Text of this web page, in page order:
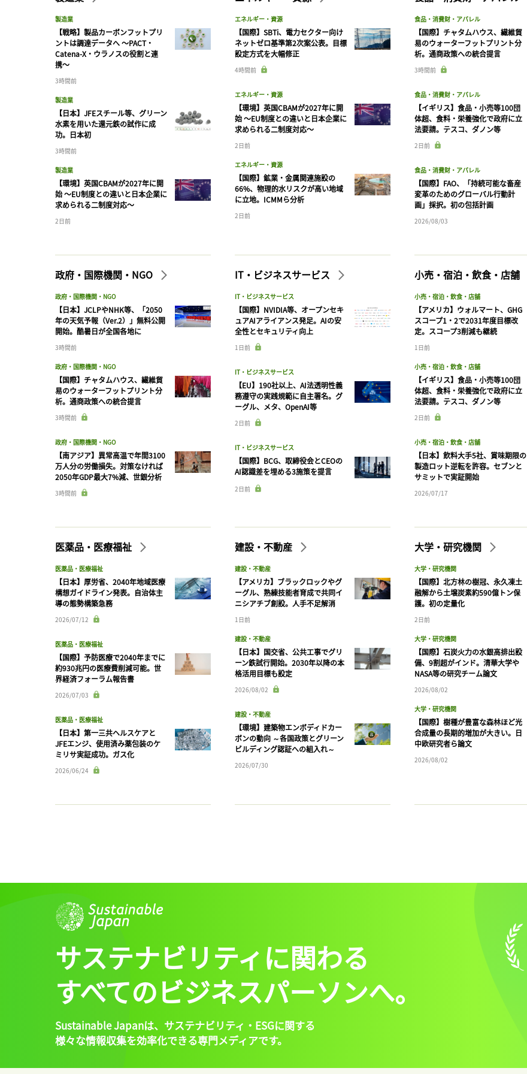
製造業
【戦略】製品カーボンフットプリ
ントは調達データへ 〜PACT・
Catena-X・ウラノスの役割と連
携〜
3時間前
製造業
【日本】JFEスチール等、グリーン
水素を用いた還元鉄の試作に成
功。日本初
3時間前
製造業
【環境】英国CBAMが2027年に開
始 〜EU制度との違いと日本企業に
求められる二制度対応〜
2日前
エネルギー・資源
【国際】SBTi、電力セクター向け
ネットゼロ基準第2次案公表。目標
設定方式を大幅修正
4時間前
エネルギー・資源
【環境】英国CBAMが2027年に開
始 〜EU制度との違いと日本企業に
求められる二制度対応〜
2日前
エネルギー・資源
【国際】鉱業・金属関連施設の
66%、物理的水リスクが高い地域
に立地。ICMMら分析
2日前
食品・消費財・アパレル
【国際】チャタムハウス、繊維貿
易のウォーターフットプリント分
析。通商政策への統合提言
3時間前
食品・消費財・アパレル
【イギリス】食品・小売等100団
体超、食料・栄養強化で政府に立
法要請。テスコ、ダノン等
2日前
食品・消費財・アパレル
【国際】FAO、「持続可能な畜産
変革のためのグローバル行動計
画」採択。初の包括計画
2026/08/03
政府・国際機関・NGO
政府・国際機関・NGO
【日本】JCLPやNHK等、「2050
年の天気予報（Ver.2）」無料公開
開始。酷暑日が全国各地に
3時間前
政府・国際機関・NGO
【国際】チャタムハウス、繊維貿
易のウォーターフットプリント分
析。通商政策への統合提言
3時間前
政府・国際機関・NGO
【南アジア】異常高温で年間3100
万人分の労働損失。対策なければ
2050年GDP最大7%減、世銀分析
3時間前
IT・ビジネスサービス
IT・ビジネスサービス
【国際】NVIDIA等、オープンセキ
ュアAIアライアンス発足。AIの安
全性とセキュリティ向上
1日前
IT・ビジネスサービス
【EU】190社以上、AI法透明性義
務遵守の実践規範に自主署名。グ
ーグル、メタ、OpenAI等
2日前
IT・ビジネスサービス
【国際】BCG、取締役会とCEOの
AI認識差を埋める3施策を提言
2日前
小売・宿泊・飲食・店舗
小売・宿泊・飲食・店舗
【アメリカ】ウォルマート、GHG
スコープ1・2で2031年度目標改
定。スコープ3削減も継続
1日前
小売・宿泊・飲食・店舗
【イギリス】食品・小売等100団
体超、食料・栄養強化で政府に立
法要請。テスコ、ダノン等
2日前
小売・宿泊・飲食・店舗
【日本】飲料大手5社、賞味期限の
製造ロット逆転を許容。セブンと
サミットで実証開始
2026/07/17
医薬品・医療福祉
医薬品・医療福祉
【日本】厚労省、2040年地域医療
構想ガイドライン発表。自治体主
導の態勢構築急務
2026/07/12
医薬品・医療福祉
【国際】予防医療で2040年までに
約930兆円の医療費削減可能。世
界経済フォーラム報告書
2026/07/03
医薬品・医療福祉
【日本】第一三共ヘルスケアと
JFEエンジ、使用済み薬包装のケ
ミリサ実証成功。ガス化
2026/06/24
建設・不動産
建設・不動産
【アメリカ】ブラックロックやグ
ーグル、熟練技能者育成で共同イ
ニシアチブ創設。人手不足解消
1日前
建設・不動産
【日本】国交省、公共工事でグリ
ーン鉄試行開始。2030年以降の本
格活用目標も設定
2026/08/02
建設・不動産
【環境】建築物エンボディドカー
ボンの動向 ～各国政策とグリーン
ビルディング認証への組入れ～
2026/07/30
大学・研究機関
大学・研究機関
【国際】北方林の樹冠、永久凍土
融解から土壌炭素約590億トン保
護。初の定量化
2日前
大学・研究機関
【国際】石炭火力の水銀高排出設
備、9割超がインド。清華大学や
NASA等の研究チーム論文
2026/08/02
大学・研究機関
【国際】樹種が豊富な森林ほど光
合成量の長期的増加が大きい。日
中欧研究者ら論文
2026/08/02
記事をお気に入りに保存するには
ログイン 会員登録
サステナビリティに関わる
すべてのビジネスパーソンへ。
Sustainable Japanは、 サステナビリティ・ESGに関する
様々な情報収集を効率化できる専門メディアです。